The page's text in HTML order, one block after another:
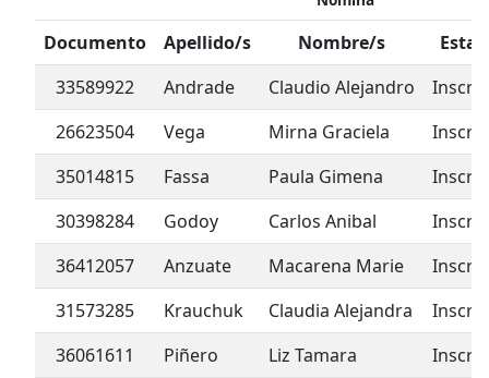
Documento Apellido/s Nombre/s
33589922
Andrade Claudio Alejandro
26623504
Vega Mirna Graciela
35014815
Fassa Paula Gimena
30398284
Godoy Carlos Anibal
36412057
Anzuate Macarena Marie
31573285
Krauchuk Claudia Alejandra
36061611
Piñero Liz Tamara